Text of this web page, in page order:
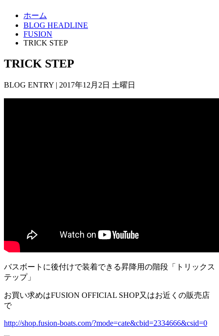
ホーム
BLOG HEADLINE
FUSION
TRICK STEP
TRICK STEP
BLOG ENTRY | 2017年12月2日 土曜日
バスボートに後付けで装着できる昇降用の階段「トリックス
テップ」
お買い求めはFUSION OFFICIAL SHOP又はお近くの販売店
で
http://shop.fusion-boats.com/?mode=cate&cbid=2334666&csid=0